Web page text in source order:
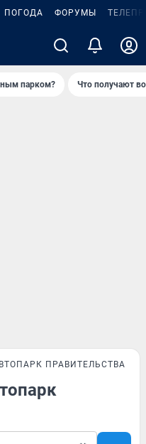
ПОГОДА ФОРУМЫ
парком? Что получают
ПРАВИТЕЛЬСТВА